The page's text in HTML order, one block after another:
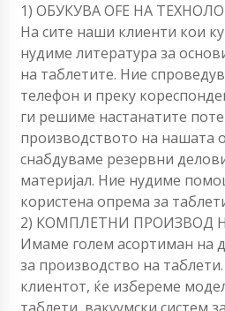
1) ОБУКУВА OFЕ НА
На сите наши клиенти кои
нудиме литература за
на таблетите. Ние
телефон и преку
ги решиме настанатите
производството на нашата
снабдуваме резервни
материјал. Ние нудиме
користена опрема за
2) КОМПЛЕТНИ ПРОИЗВОД
Имаме голем асортиман на
за производство на
клиентот, ќе избереме